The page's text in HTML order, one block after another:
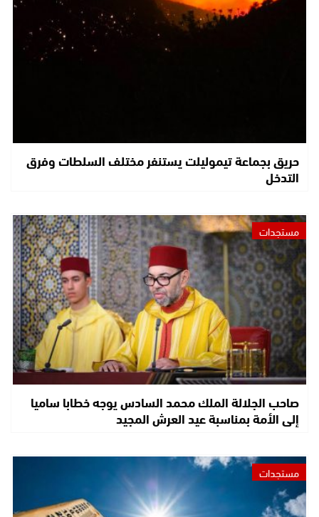
حريق بجماعة تيموليلت يستنفر مختلف السلطات وفرق
التدخل
مستجدات
صاحب الجلالة الملك محمد السادس يوجه خطابا ساميا
إلى الأمة بمناسبة عيد العرش المجيد
مستجدات